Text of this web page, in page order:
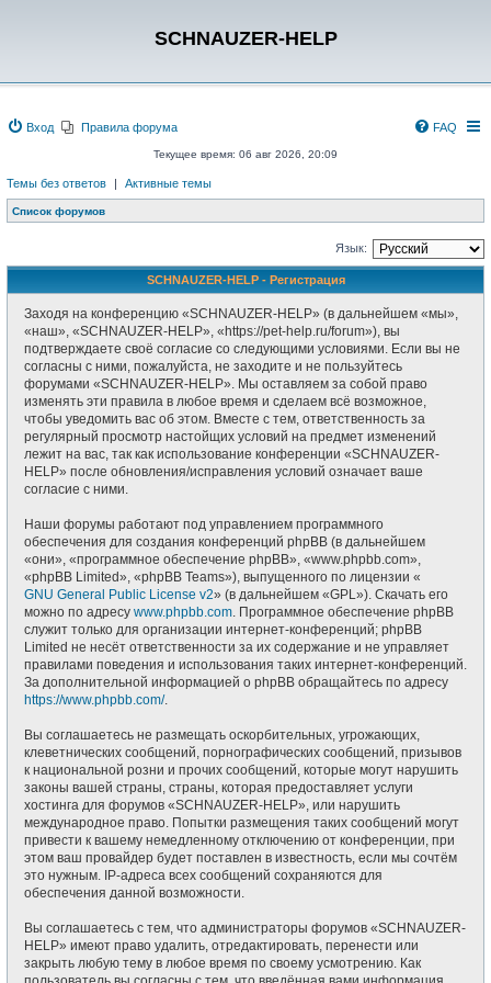
SCHNAUZER-HELP
Вход Правила форума FAQ
Текущее время: 06 авг 2026, 20:09
Темы без ответов | Активные темы
Список форумов
Язык:
SCHNAUZER-HELP - Регистрация
Заходя на конференцию «SCHNAUZER-HELP» (в дальнейшем «мы»,
«наш», «SCHNAUZER-HELP», «https://pet-help.ru/forum»), вы
подтверждаете своё согласие со следующими условиями. Если вы не
согласны с ними, пожалуйста, не заходите и не пользуйтесь
форумами «SCHNAUZER-HELP». Мы оставляем за собой право
изменять эти правила в любое время и сделаем всё возможное,
чтобы уведомить вас об этом. Вместе с тем, ответственность за
регулярный просмотр настойщих условий на предмет изменений
лежит на вас, так как использование конференции «SCHNAUZER-
HELP» после обновления/исправления условий означает ваше
согласие с ними.
Наши форумы работают под управлением программного
обеспечения для создания конференций phpBB (в дальнейшем
«они», «программное обеспечение phpBB», «www.phpbb.com»,
«phpBB Limited», «phpBB Teams»), выпущенного по лицензии «
GNU General Public License v2» (в дальнейшем «GPL»). Скачать его
можно по адресу www.phpbb.com . Программное обеспечение phpBB
служит только для организации интернет-конференций; phpBB
Limited не несёт ответственности за их содержание и не управляет
правилами поведения и использования таких интернет-конференций.
За дополнительной информацией о phpBB обращайтесь по адресу
https://www.phpbb.com/.
Вы соглашаетесь не размещать оскорбительных, угрожающих,
клеветнических сообщений, порнографических сообщений, призывов
к национальной розни и прочих сообщений, которые могут нарушить
законы вашей страны, страны, которая предоставляет услуги
хостинга для форумов «SCHNAUZER-HELP», или нарушить
международное право. Попытки размещения таких сообщений могут
привести к вашему немедленному отключению от конференции, при
этом ваш провайдер будет поставлен в известность, если мы сочтём
это нужным. IP-адреса всех сообщений сохраняются для
обеспечения данной возможности.
Вы соглашаетесь с тем, что администраторы форумов «SCHNAUZER-
HELP» имеют право удалить, отредактировать, перенести или
закрыть любую тему в любое время по своему усмотрению. Как